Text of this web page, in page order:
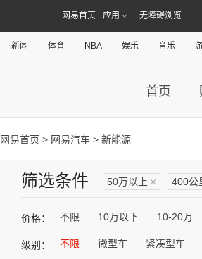
网易首页 应用 无障碍浏览
新闻 体育 NBA 娱乐 音乐
首页
网易首页 > 网易汽车 > 新能源
筛选条件 50万以上 × 400公
价格： 不限 10万以下 10-20万
级别： 不限 微型车 紧凑型车